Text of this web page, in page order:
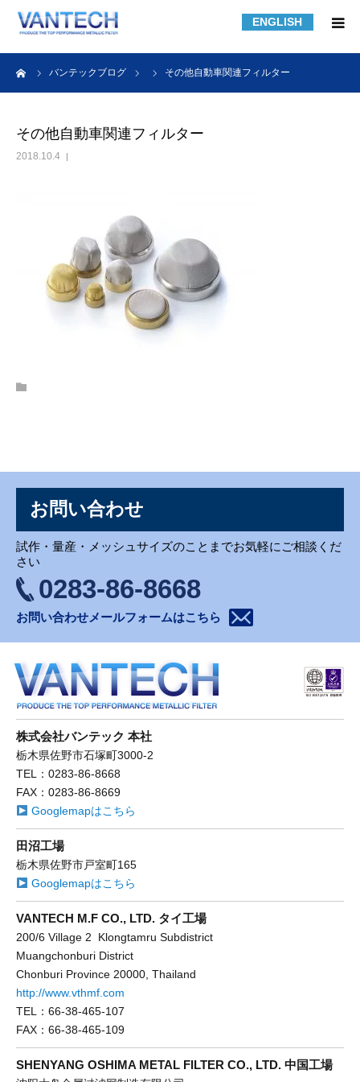
ENGLISH
バンテックブログ その他自動車関連フィルター
その他自動車関連フィルター
2018.10.4
お問い合わせ
試作・量産・メッシュサイズのことまでお気軽にご相談くだ
さい
0283-86-8668
お問い合わせメールフォームはこちら
株式会社バンテック 本社
栃木県佐野市石塚町3000-2
TEL：0283-86-8668
FAX：0283-86-8669
Googlemapはこちら
田沼工場
栃木県佐野市戸室町165
Googlemapはこちら
VANTECH M.F CO., LTD. タイ工場
200/6 Village 2 Klongtamru Subdistrict
Muangchonburi District
Chonburi Province 20000, Thailand
http://www.vthmf.com
TEL：66-38-465-107
FAX：66-38-465-109
SHENYANG OSHIMA METAL FILTER CO., LTD. 中国工場
HOME
フィルターの知識
課題解決事例
会社紹介